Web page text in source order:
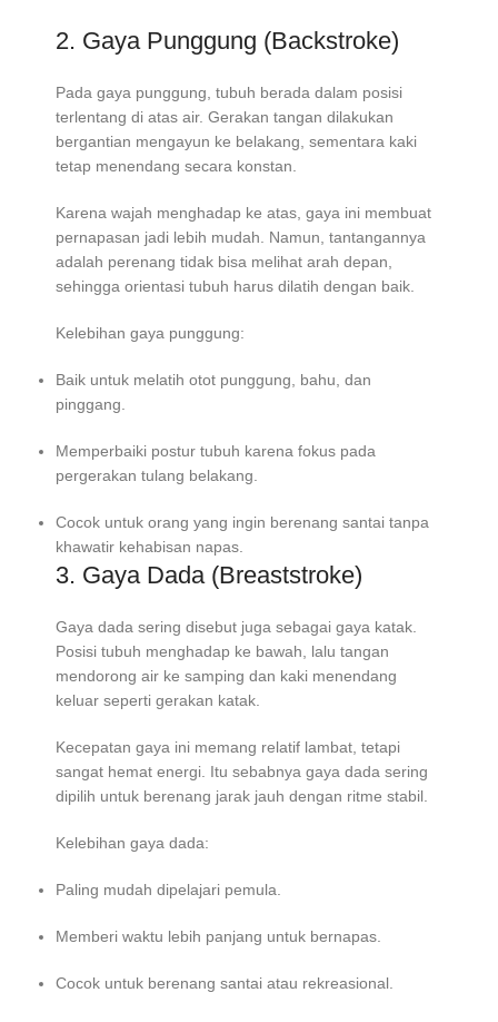
2. Gaya Punggung (Backstroke)
Pada gaya punggung, tubuh berada dalam posisi
terlentang di atas air. Gerakan tangan dilakukan
bergantian mengayun ke belakang, sementara kaki
tetap menendang secara konstan.
Karena wajah menghadap ke atas, gaya ini membuat
pernapasan jadi lebih mudah. Namun, tantangannya
adalah perenang tidak bisa melihat arah depan,
sehingga orientasi tubuh harus dilatih dengan baik.
Kelebihan gaya punggung:
Baik untuk melatih otot punggung, bahu, dan
pinggang.
Memperbaiki postur tubuh karena fokus pada
pergerakan tulang belakang.
Cocok untuk orang yang ingin berenang santai tanpa
khawatir kehabisan napas.
3. Gaya Dada (Breaststroke)
Gaya dada sering disebut juga sebagai gaya katak.
Posisi tubuh menghadap ke bawah, lalu tangan
mendorong air ke samping dan kaki menendang
keluar seperti gerakan katak.
Kecepatan gaya ini memang relatif lambat, tetapi
sangat hemat energi. Itu sebabnya gaya dada sering
dipilih untuk berenang jarak jauh dengan ritme stabil.
Kelebihan gaya dada:
Paling mudah dipelajari pemula.
Memberi waktu lebih panjang untuk bernapas.
Cocok untuk berenang santai atau rekreasional.